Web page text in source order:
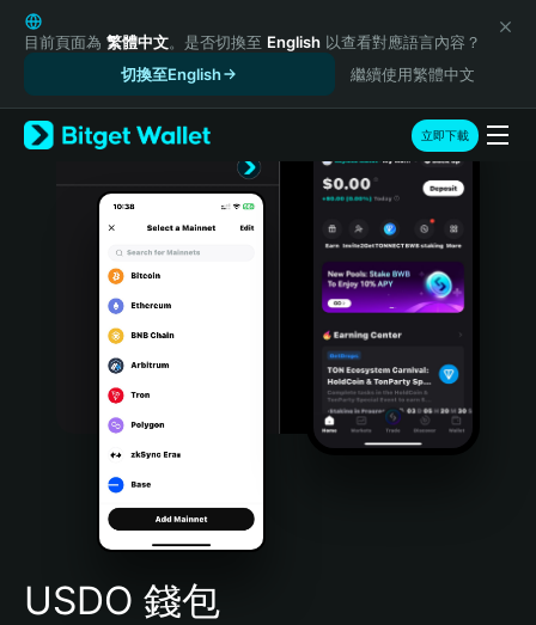
English
日本語
Русский
Español (Latinoamérica)
Türkçe
Português (Portugal)
Bahasa Indonesia
Português (Brasil)
Español (Argentina)
目前頁面為 繁體中文。是否切換至 English 以查看對應語言內容？
切換至English
繼續使用繁體中文
立即下載
USDO 錢包